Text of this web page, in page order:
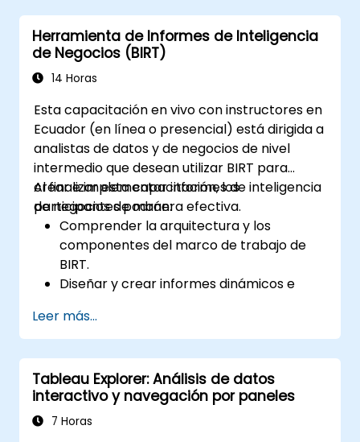
Aplicar controles de seguridad y acceso
en QuickSight.
Utilizar las capacidades de aprendizaje
automático integradas en QuickSight
profundos sobre los datos.
Diseñar, crear y personalizar paneles de
QuickSight para extraer y visualizar
conocimientos empresariales.
Herramienta de Informes de Inteligencia
de Negocios (BIRT)
14 Horas
Esta capacitación en vivo con instructores en
Ecuador (en línea o presencial) está dirigida a
analistas de datos y de negocios de nivel
intermedio que desean utilizar BIRT para
crear e implementar informes de inteligencia
de negocios de manera efectiva.
Al finalizar esta capacitación, los
participantes podrán:
Comprender la arquitectura y los
componentes del marco de trabajo de
BIRT.
Diseñar y crear informes dinámicos e
Informes BIRT.
Utilizar las capacidades de scripteo de
BIRT para añadir lógica de negocios a los
informes.
Optimizar e implementar informes de
BIRT dentro de aplicaciones web y
Leer más...
Tableau Explorer: Análisis de datos
interactivo y navegación por paneles
7 Horas